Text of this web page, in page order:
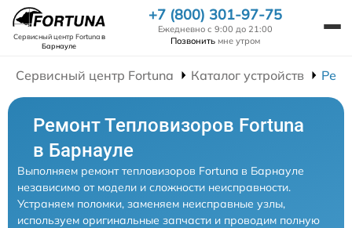
Сервисный центр Fortunaв
Барнауле
+7 (800) 301-97-75
Ежедневно с 9:00 до 21:00
Позвонить мне утром
Сервисный центр Fortuna Каталог устройств
Ремонт Тепловизоров Fortuna
в Барнауле
Выполняем ремонт тепловизоров Fortuna в Барнауле
независимо от модели и сложности неисправности.
Устраняем поломки, заменяем неисправные узлы,
используем оригинальные запчасти и проводим полную